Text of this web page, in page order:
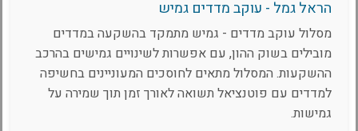
הראל גמל - עוקב מדדים גמיש
מסלול עוקב מדדים - גמיש מתמקד בהשקעה במדדים
מובילים בשוק ההון, עם אפשרות לשינויים גמישים בהרכב
ההשקעות. המסלול מתאים לחוסכים המעוניינים בחשיפה
למדדים עם פוטנציאל תשואה לאורך זמן תוך שמירה על
גמישות.